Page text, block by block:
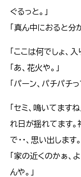
ぐるっと。」
「真ん中におると分
「ここは何でしょ、
「あ、花火や。」
「パーン、パチパチ
「セミ、鳴いてます
れ日が揺れてます。
で・・、思い出します。
「家の近くのかぁ、
んや。」